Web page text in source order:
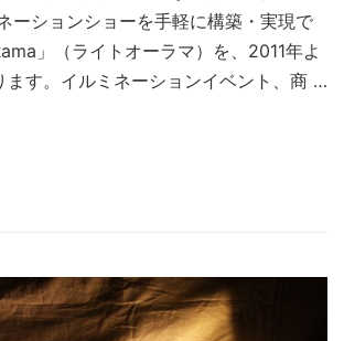
ーションショーを手軽に構築・実現で
」（ライトオーラマ）を、2011年よ
ます。イルミネーションイベント、商 …